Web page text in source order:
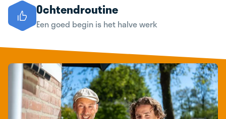
Ochtendroutine
Een goed begin is het halve werk